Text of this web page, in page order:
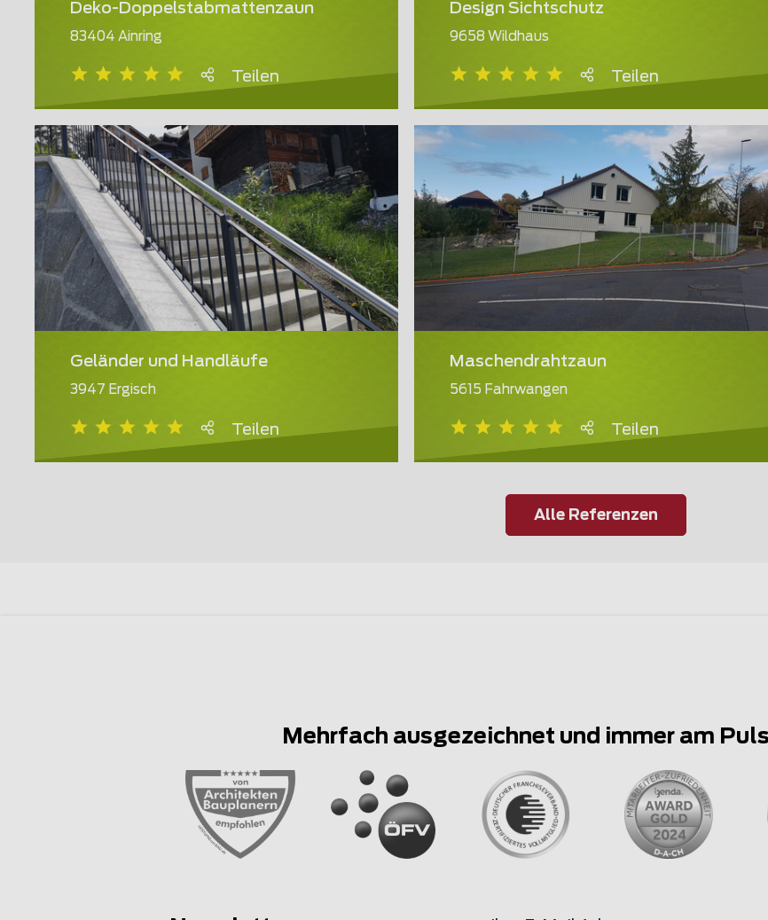
Deko-Doppelstabmattenzaun
83404 Ainring
Teilen
Design Sichtschutz
9658 Wildhaus
Teilen
Geländer und Handläufe
3947 Ergisch
Teilen
Maschendrahtzaun
5615 Fahrwangen
Teilen
Alle Referenzen
Mehrfach ausgezeichnet und immer am